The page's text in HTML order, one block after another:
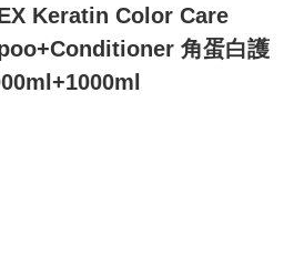
Keratin Color Care
角蛋白護